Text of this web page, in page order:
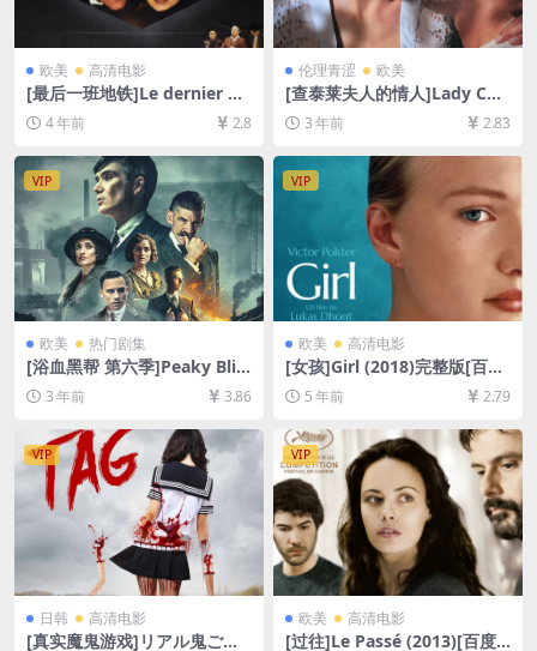
欧美 高清电影
[最后一班地铁]Le dernier m
étro (1980)[百度网盘+迅雷云
盘资源1080P超清未删减][MP
4 年前 2.8
伦理青涩 欧美
[查泰莱夫人的情人]Lady Cha
tterley’s Lover (2022)[百度
网盘+迅雷云盘资源1080P超
字幕]
3 年前 2.83
VIP
欧美 热门剧集
[浴血黑帮 第六季]Peaky Blin
ders Season 6 (2022)[百度网
盘+迅雷云盘+阿里云盘资源10
80P超清未删减][MP4/8GB]
[中英字幕]
3 年前 3.86
VIP
欧美 高清电影
[女孩]Girl (2018)完整版[百度
网盘+迅雷云盘资源1080P超
清未删减][MP4/5.1GB][原声
中字]
5 年前 2.79
VIP
日韩 高清电影
[真实魔鬼游戏]リアル鬼ごっ
VIP
欧美 高清电影
[过往]Le Passé (2013)[百度